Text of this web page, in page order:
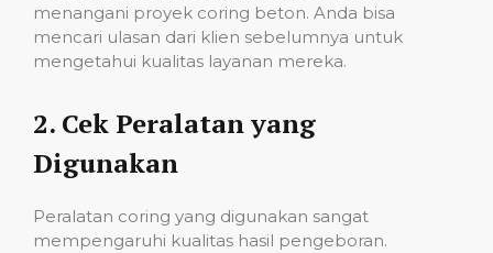
menangani proyek coring beton. Anda bisa
mencari ulasan dari klien sebelumnya untuk
mengetahui kualitas layanan mereka.
2. Cek Peralatan yang
Digunakan
Peralatan coring yang digunakan sangat
mempengaruhi kualitas hasil pengeboran.